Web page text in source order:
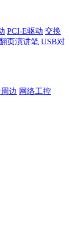
PCI-E驱动 交换
页演讲笔 USB对
边 网络工控